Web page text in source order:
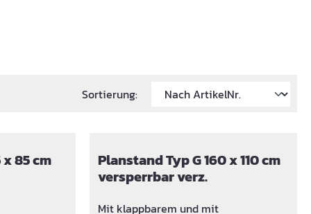
Sortierung:
x 85 cm
Planstand Typ G 160 x 110 cm
versperrbar verz.
Mit klappbarem und mit